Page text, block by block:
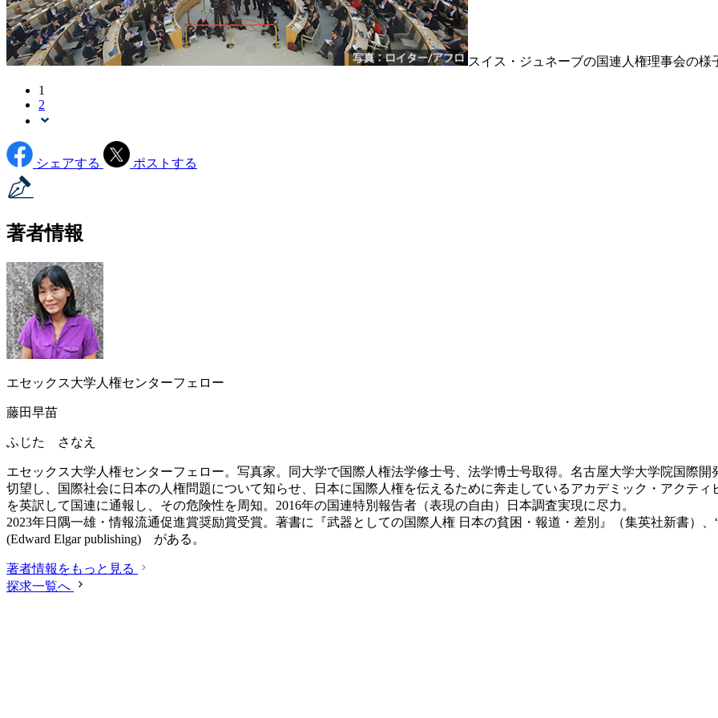
スイス・ジュネーブの国連人権理事会の様
1
2
シェアする ポストする
著者情報
エセックス大学人権センターフェロー
藤田早苗
ふじた さなえ
エセックス大学人権センターフェロー。写真家。同大学で国際人権法学修士号、法学博士号取得。名古屋大学大学院国際
切望し、国際社会に日本の人権問題について知らせ、日本に国際人権を伝えるために奔走しているアカデミック・アクティ
を英訳して国連に通報し、その危険性を周知。2016年の国連特別報告者（表現の自由）日本調査実現に尽力。
2023年日隅一雄・情報流通促進賞奨励賞受賞。著書に『武器としての国際人権 日本の貧困・報道・差別』（集英社新書）、
(Edward Elgar publishing) がある。
著者情報をもっと見る
探求一覧へ